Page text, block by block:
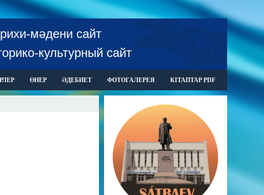
мәдени сайт
культурный сайт
ӨНЕР ӘДЕБИЕТ ФОТОГАЛЕРЕЯ КІТАПТАР PDF